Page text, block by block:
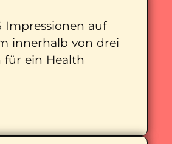
Impressionen auf
innerhalb von drei
für ein Health